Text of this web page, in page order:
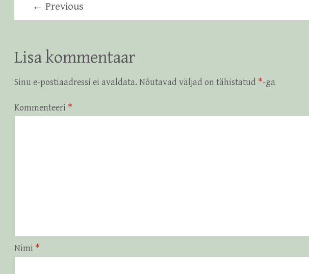
← Previous
Lisa kommentaar
Sinu e-postiaadressi ei avaldata. Nõutavad väljad on tähistatud *-ga
Kommenteeri *
Nimi *